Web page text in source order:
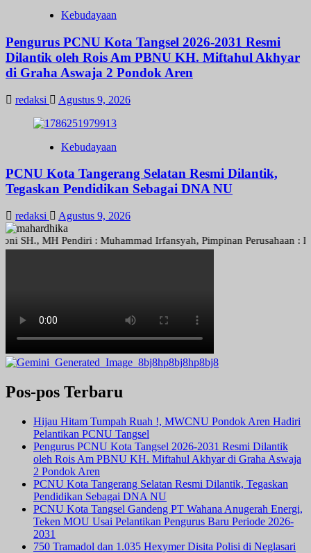
Kebudayaan
Pengurus PCNU Kota Tangsel 2026-2031 Resmi
Dilantik oleh Rois Am PBNU KH. Miftahul Akhyar
di Graha Aswaja 2 Pondok Aren
redaksi Agustus 9, 2026
Kebudayaan
PCNU Kota Tangerang Selatan Resmi Dilantik,
Tegaskan Pendidikan Sebagai DNA NU
redaksi Agustus 9, 2026
SH., MH Pendiri : Muhammad Irfansyah, Pimpinan Perusahaan :
Pos-pos Terbaru
Hijau Hitam Tumpah Ruah !, MWCNU Pondok Aren Hadiri
Pelantikan PCNU Tangsel
Pengurus PCNU Kota Tangsel 2026-2031 Resmi Dilantik
oleh Rois Am PBNU KH. Miftahul Akhyar di Graha Aswaja
2 Pondok Aren
PCNU Kota Tangerang Selatan Resmi Dilantik, Tegaskan
Pendidikan Sebagai DNA NU
PCNU Kota Tangsel Gandeng PT Wahana Anugerah Energi,
Teken MOU Usai Pelantikan Pengurus Baru Periode 2026-
2031
750 Tramadol dan 1.035 Hexymer Disita Polisi di Neglasari